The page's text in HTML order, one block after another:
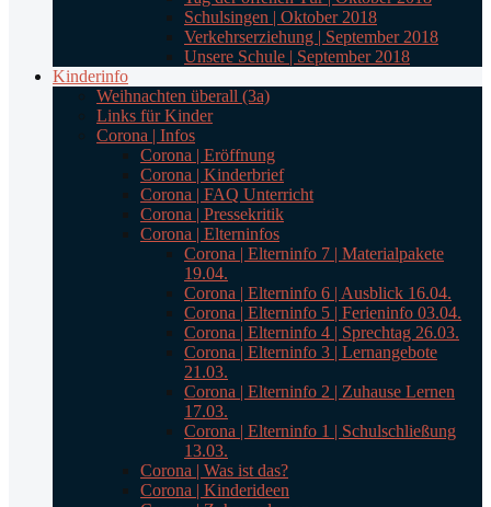
Schulsingen | Oktober 2018
Verkehrserziehung | September 2018
Unsere Schule | September 2018
Kinderinfo
Weihnachten überall (3a)
Links für Kinder
Corona | Infos
Corona | Eröffnung
Corona | Kinderbrief
Corona | FAQ Unterricht
Corona | Pressekritik
Corona | Elterninfos
Corona | Elterninfo 7 | Materialpakete
19.04.
Corona | Elterninfo 6 | Ausblick 16.04.
Corona | Elterninfo 5 | Ferieninfo 03.04.
Corona | Elterninfo 4 | Sprechtag 26.03.
Corona | Elterninfo 3 | Lernangebote
21.03.
Corona | Elterninfo 2 | Zuhause Lernen
17.03.
Corona | Elterninfo 1 | Schulschließung
13.03.
Corona | Was ist das?
Corona | Kinderideen